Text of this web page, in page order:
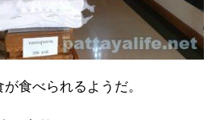
食べられるようだ。